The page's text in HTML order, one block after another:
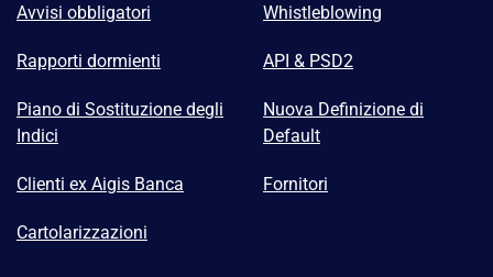
Avvisi obbligatori Whistleblowing
Rapporti dormienti API & PSD2
Piano di Sostituzione degli
Indici
Nuova Definizione di
Default
Clienti ex Aigis Banca Fornitori
Cartolarizzazioni